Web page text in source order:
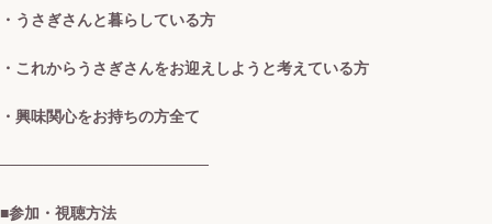
・うさぎさんと暮らしている方
・これからうさぎさんをお迎えしようと考えている方
・興味関心をお持ちの方全て
───────────────────
■参加・視聴方法